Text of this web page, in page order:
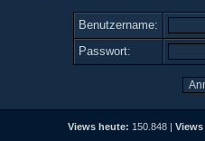
Benutzername:
Passwort:
Views heute: 150.848 |